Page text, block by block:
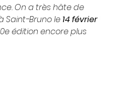
On a très hâte de
Saint-Bruno le 14 février
édition encore plus